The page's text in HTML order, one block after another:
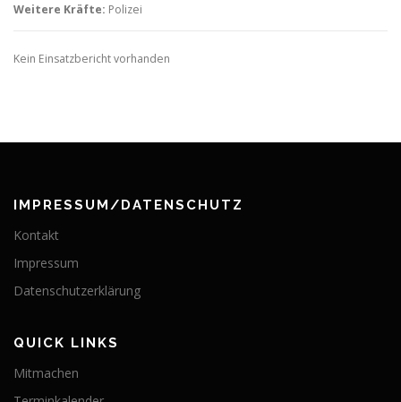
Weitere Kräfte: Polizei
Kein Einsatzbericht vorhanden
IMPRESSUM/DATENSCHUTZ
Kontakt
Impressum
Datenschutzerklärung
QUICK LINKS
Mitmachen